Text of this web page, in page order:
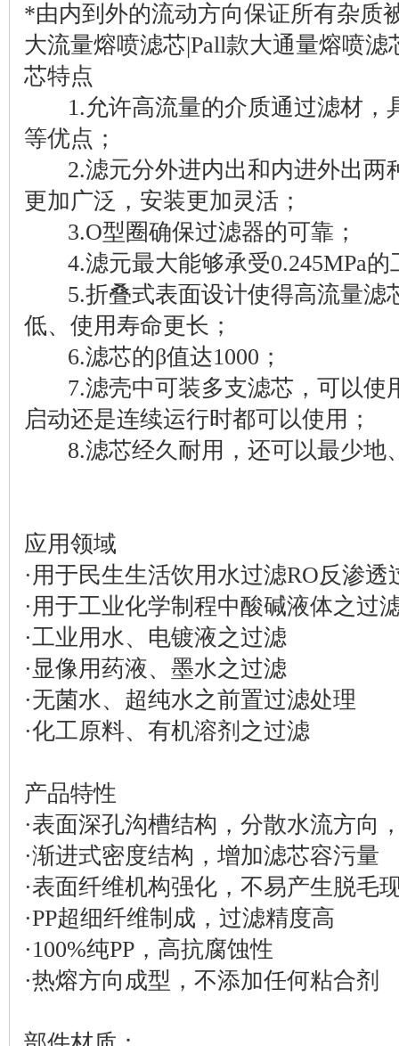
*由内到外的流动方向保证所有杂质
大流量熔喷滤芯|Pall款大通量熔喷
芯特点
1.允许高流量的介质通过滤材，
等优点；
2.滤元分外进内出和内进外出两
更加广泛，安装更加灵活；
3.O型圈确保过滤器的可靠；
4.滤元最大能够承受0.245MPa的
5.折叠式表面设计使得高流量滤
低、使用寿命更长；
6.滤芯的β值达1000；
7.滤壳中可装多支滤芯，可以使
启动还是连续运行时都可以使用；
8.滤芯经久耐用，还可以最少地
应用领域
·用于民生生活饮用水过滤RO反渗透
·用于工业化学制程中酸碱液体之过
·工业用水、电镀液之过滤
·显像用药液、墨水之过滤
·无菌水、超纯水之前置过滤处理
·化工原料、有机溶剂之过滤
产品特性
·表面深孔沟槽结构，分散水流方向
·渐进式密度结构，增加滤芯容污量
·表面纤维机构强化，不易产生脱毛
·PP超细纤维制成，过滤精度高
·100%纯PP，高抗腐蚀性
·热熔方向成型，不添加任何粘合剂